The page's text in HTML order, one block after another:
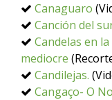
Canaguaro
Canción del
Candelas en
mediocre
Candilejas.
Cangaço- O